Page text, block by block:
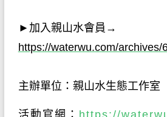
► 加入親山水會員→
https://waterwu.com/archives/
主辦單位：親山水生態工作室